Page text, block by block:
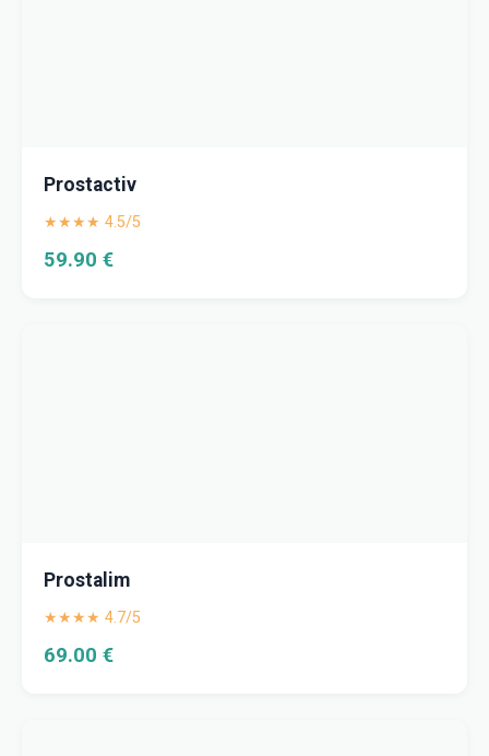
Prostactiv
★★★★ 4.5/5
59.90 €
Prostalim
★★★★ 4.7/5
69.00 €